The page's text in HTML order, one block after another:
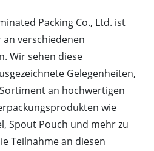
Packing Co., Ltd. ist
verschiedenen
Wir sehen diese
Gelegenheiten,
an hochwertigen
wie
Spout Pouch und mehr zu
Teilnahme an diesen